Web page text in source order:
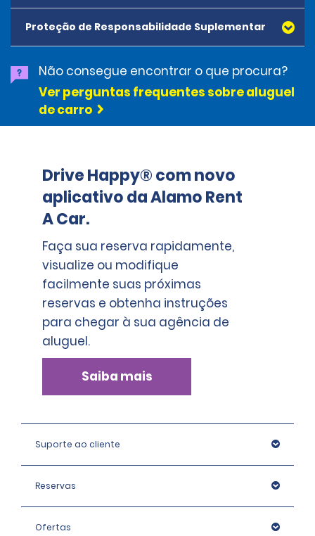
Proteção de Responsabilidade Suplementar
Todos os veículos de nossa frota estão segurados contra
danos ou ferimentos causados a terceiros e/ou bens de
terceiros como resultado de um acidente envolvendo o
veículo de aluguel. Você deve estar em conformidade com
todos os termos e condições da agência para receber o
Não consegue encontrar o que procura?
Ver perguntas frequentes sobre aluguel
de carro
Drive Happy® com novo
aplicativo da Alamo Rent
A Car.
Faça sua reserva rapidamente,
visualize ou modifique
facilmente suas próximas
reservas e obtenha instruções
para chegar à sua agência de
aluguel.
Saiba mais
Suporte ao cliente
Reservas
Ofertas